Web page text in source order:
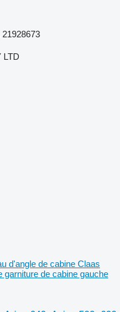
21928673
LTD
d'angle de cabine Claas
garniture de cabine gauche